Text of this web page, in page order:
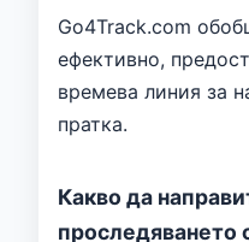
Go4Track.com
ефективно,
времева линия за
пратка.
Какво да
проследяването